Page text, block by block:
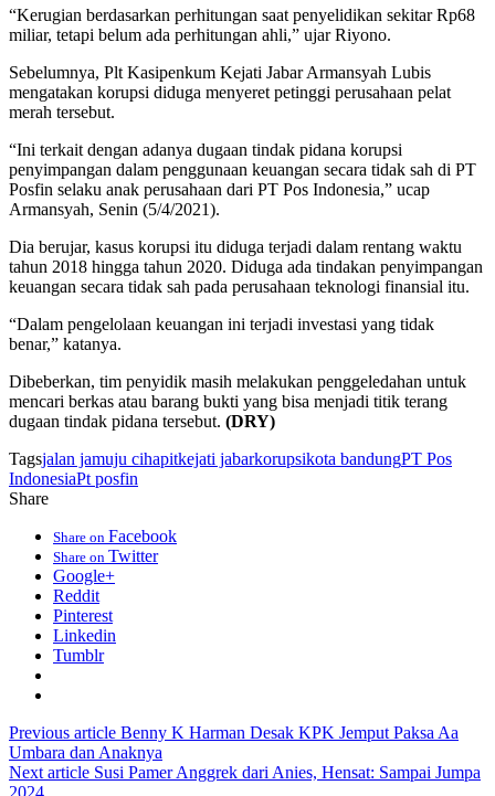
“Kerugian berdasarkan perhitungan saat penyelidikan sekitar Rp68
miliar, tetapi belum ada perhitungan ahli,” ujar Riyono.
Sebelumnya, Plt Kasipenkum Kejati Jabar Armansyah Lubis
mengatakan korupsi diduga menyeret petinggi perusahaan pelat
merah tersebut.
“Ini terkait dengan adanya dugaan tindak pidana korupsi
penyimpangan dalam penggunaan keuangan secara tidak sah di PT
Posfin selaku anak perusahaan dari PT Pos Indonesia,” ucap
Armansyah, Senin (5/4/2021).
Dia berujar, kasus korupsi itu diduga terjadi dalam rentang waktu
tahun 2018 hingga tahun 2020. Diduga ada tindakan penyimpangan
keuangan secara tidak sah pada perusahaan teknologi finansial itu.
“Dalam pengelolaan keuangan ini terjadi investasi yang tidak
benar,” katanya.
Dibeberkan, tim penyidik masih melakukan penggeledahan untuk
mencari berkas atau barang bukti yang bisa menjadi titik terang
dugaan tindak pidana tersebut. (DRY)
Tagsjalan jamuju cihapitkejati jabarkorupsikota bandungPT Pos
IndonesiaPt posfin
Share
Share on Facebook
Share on Twitter
Google+
Reddit
Pinterest
Linkedin
Tumblr
Previous article Benny K Harman Desak KPK Jemput Paksa Aa
Umbara dan Anaknya
Next article Susi Pamer Anggrek dari Anies, Hensat: Sampai Jumpa
2024